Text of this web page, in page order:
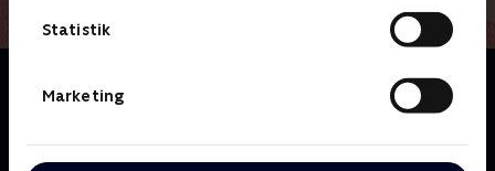
Statistik
Marketing
Fransk børneserie om venskabet mellem en glad og
af deres mange forskelle er de bedste venner.